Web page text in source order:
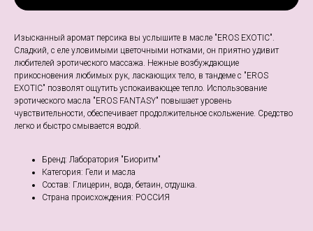
Изысканный аромат персика вы услышите в масле "EROS EXOTIC".
Сладкий, с еле уловимыми цветочными нотками, он приятно удивит
любителей эротического массажа. Нежные возбуждающие
прикосновения любимых рук, ласкающих тело, в тандеме с "EROS
EXOTIC" позволят ощутить успокаивающее тепло. Использование
эротического масла "EROS FANTASY" повышает уровень
чувствительности, обеспечивает продолжительное скольжение. Средство
легко и быстро смывается водой.
Бренд: Лаборатория "Биоритм"
Категория: Гели и масла
Состав: Глицерин, вода, бетаин, отдушка.
Страна происхождения: РОССИЯ